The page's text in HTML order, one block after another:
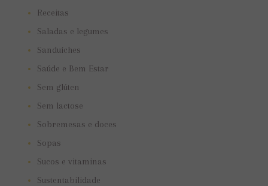
Receitas
Saladas e legumes
Sanduíches
Saúde e Bem Estar
Sem glúten
Sem lactose
Sobremesas e doces
Sopas
Sucos e vitaminas
Sustentabilidade